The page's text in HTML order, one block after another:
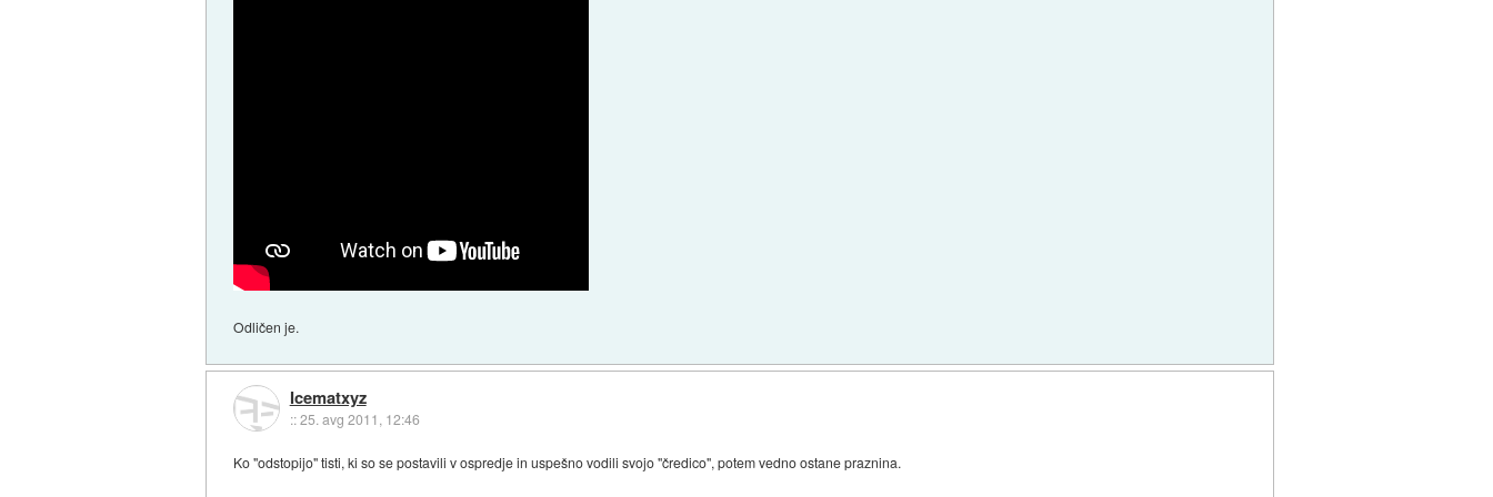
Odličen je.
Icematxyz
::25. avg 2011, 12:46
Ko "odstopijo" tisti, ki so se postavili v ospredje in uspešno vodili svojo "čredico", potem vedno ostane praznina.